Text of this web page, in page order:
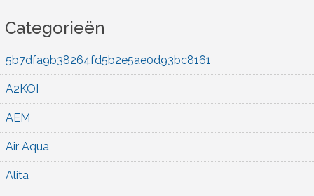
Categorieën
5b7dfa9b38264fd5b2e5ae0d93bc8161
A2KOI
AEM
Air Aqua
Alita